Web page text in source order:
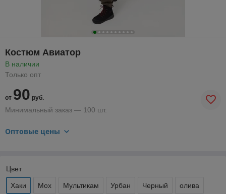
Костюм Авиатор
В наличии
Только опт
от 90 руб.
Минимальный заказ — 100 шт.
Оптовые цены
Цвет
Хаки Мох Мультикам Урбан Черный олива